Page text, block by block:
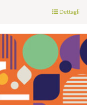
Dettagli